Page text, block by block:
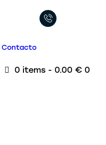
Contacto
0 items -0.00 € 0